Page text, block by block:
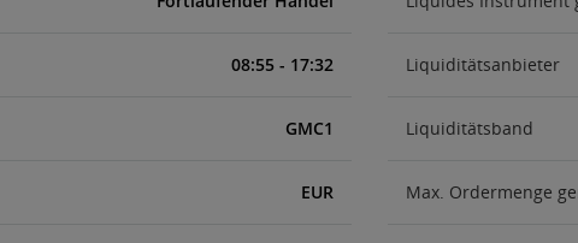
08:55 - 17:32
GMC1
EUR
Liquiditätsanbieter
Liquiditätsband
Max. Ordermenge